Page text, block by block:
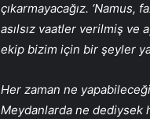
çıkarmayacağız.
asılsız vaatler verilmiş ve
ekip bizim için bir şeyler
Her zaman ne
Meydanlarda ne dediysek